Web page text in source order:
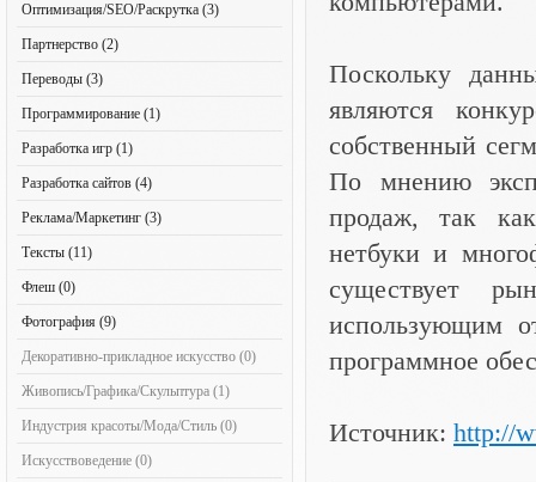
Оптимизация/SEO/Раскрутка (3)
Партнерство (2)
Переводы (3)
Программирование (1)
Разработка игр (1)
Разработка сайтов (4)
Реклама/Маркетинг (3)
Тексты (11)
Флеш (0)
Фотография (9)
Декоративно-прикладное искусство (0)
Живопись/Графика/Скульптура (1)
Индустрия красоты/Мода/Стиль (0)
Искусствоведение (0)
Поскольку
являются
собственный
По мнению
продаж, так
нетбуки и
существует
использующим
программное
Источник: http://